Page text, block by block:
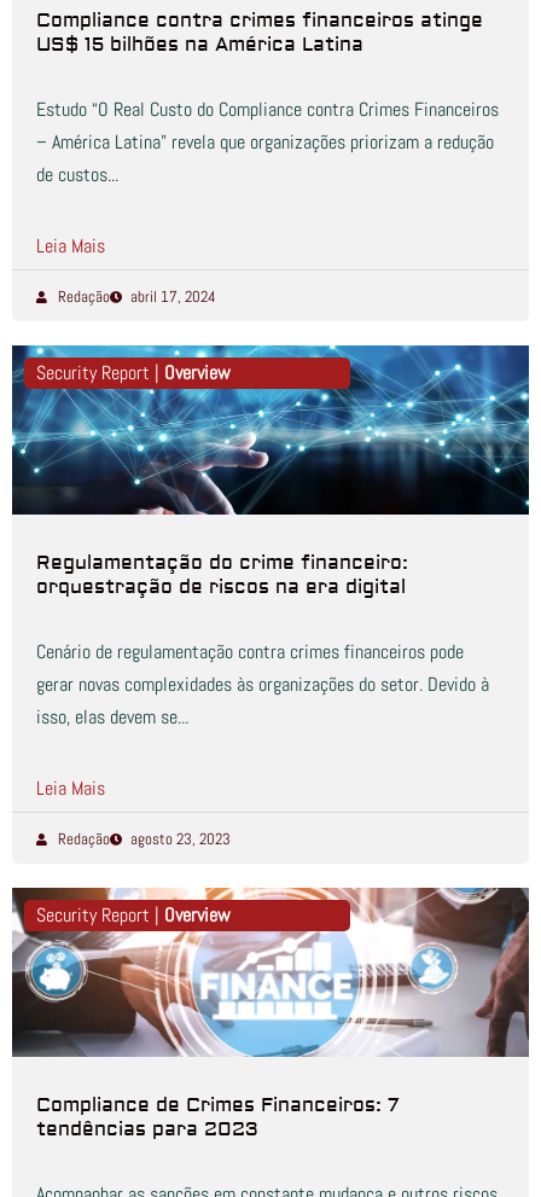
Compliance contra crimes financeiros atinge
US$ 15 bilhões na América Latina
Estudo “O Real Custo do Compliance contra Crimes Financeiros
– América Latina” revela que organizações priorizam a redução
de custos...
Leia Mais
Redação abril 17, 2024
Security Report | Overview
Regulamentação do crime financeiro:
orquestração de riscos na era digital
Cenário de regulamentação contra crimes financeiros pode
gerar novas complexidades às organizações do setor. Devido à
isso, elas devem se...
Leia Mais
Redação agosto 23, 2023
Security Report | Overview
Compliance de Crimes Financeiros: 7
tendências para 2023